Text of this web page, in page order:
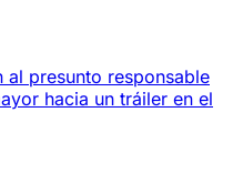
al presunto responsable
hacia un tráiler en el